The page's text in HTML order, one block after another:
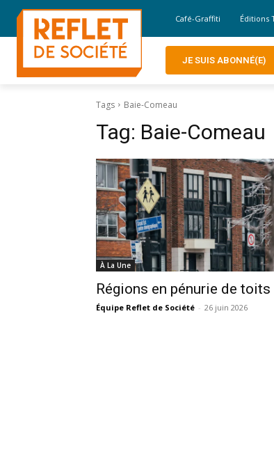
Café-Graffiti Éditions
JE SUIS ABONNÉ(E)
Tags Baie-Comeau
Tag: Baie-Comeau
À La Une
Régions en pénurie de toits
Équipe Reflet de Société - 26 juin 2026